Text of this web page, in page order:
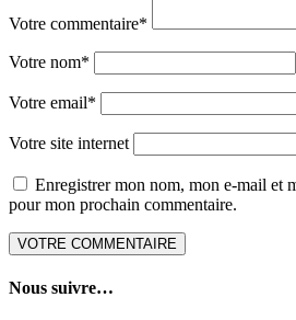
Votre commentaire*
Votre nom*
Votre email*
Votre site internet
Enregistrer mon nom, mon e-mail et
pour mon prochain commentaire.
Nous suivre…